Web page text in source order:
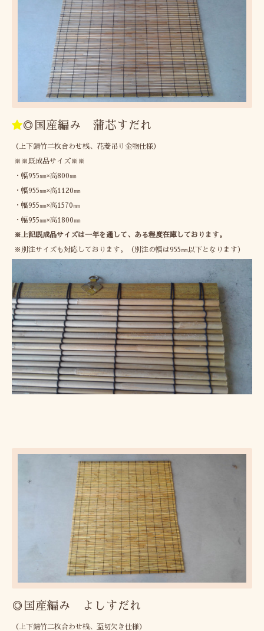
◎国産編み 蒲芯すだれ
（上下錆竹二枚合わせ桟、花菱吊り金物仕様）
※※既成品サイズ※※
・幅955㎜×高800㎜
・幅955㎜×高1120㎜
・幅955㎜×高1570㎜
・幅955㎜×高1800㎜
※上記既成品サイズは一年を通して、ある程度在庫しております。
※別注サイズも対応しております。（別注の幅は955㎜以下となります）
◎国産編み よしすだれ
（上下錆竹二枚合わせ桟、盃切欠き仕様）